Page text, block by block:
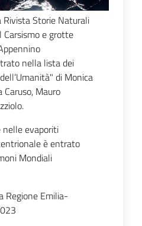
Storie Naturali
Carsismo e grotte
nella lista dei
di Monica
Caruso, Mauro
nelle evaporiti
è entrato
Mondiali
Regione Emilia-